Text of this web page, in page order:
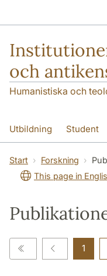
och
Humanistiska och
Utbildning Student
Forskning Kontakt
Start Forskning
This page in
1